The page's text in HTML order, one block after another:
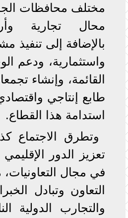
مختلف محافظات
محال تجارية
بالإضافة إلى تنفيذ
واستثمارية، ودعم
القائمة، وإنشاء
طابع إنتاجي
استدامة هذا القطاع.
وتطرق الاجتماع
تعزيز الدور
في مجال
التعاون وتبادل
والتجارب الدولية